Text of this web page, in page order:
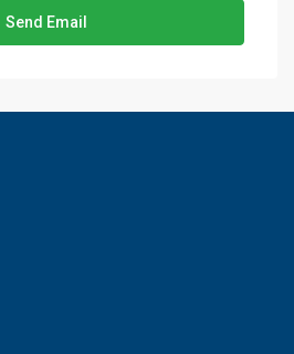
Send Email